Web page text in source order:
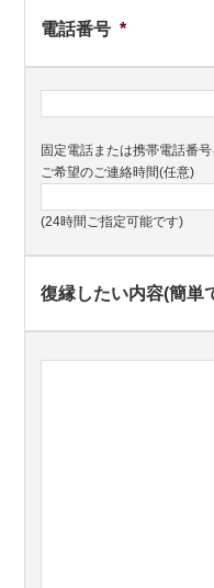
電話番号 *
固定電話または携帯電話番号
ご希望のご連絡時間(任意)
(24時間ご指定可能です)
復縁したい内容(簡単